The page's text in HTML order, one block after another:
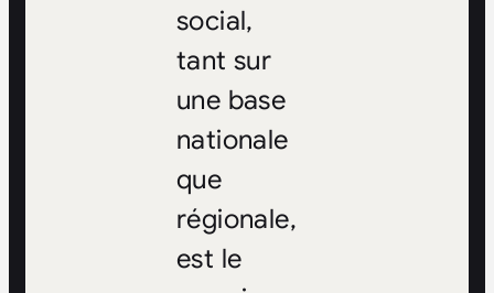
social,
tant sur
une base
nationale
que
régionale,
est le